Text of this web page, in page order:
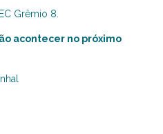
Grêmio 8.
acontecer no próximo